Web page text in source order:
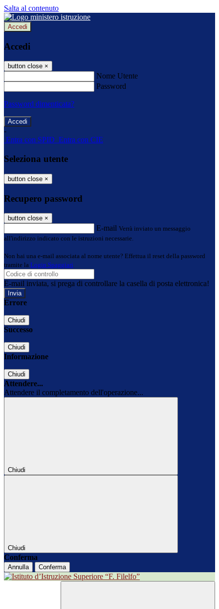
Salta al contenuto
Accedi
Accedi
button close ×
Nome Utente
Password
Password dimenticata?
-
Entra con SPID Entra con CIE
Seleziona utente
button close ×
Recupero password
button close ×
E-mail Verrà inviato un messaggio
all'indirizzo indicato con le istruzioni necessarie.
Non hai una e-mail associata al nome utente? Effettua il reset della password
tramite la Login Spaggiari
E-mail inviata, si prega di controllare la casella di posta elettronica!
Errore
Chiudi
Successo
Chiudi
Informazione
Chiudi
Attendere...
Attendere il completamento dell'operazione...
Chiudi
Chiudi
Conferma
Annulla Conferma